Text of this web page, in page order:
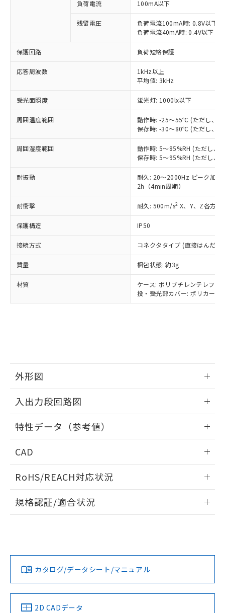
負荷電流 100mA以下
残留電圧
負荷電流100mA時: 0.8V以下
負荷電流40mA時: 0.4V以下
保護回路 負荷短絡保護
応答周波数
1kHz以上
平均値: 3kHz
受光面照度 蛍光灯: 1000lx以下
周囲温度範囲
動作時: -25～55℃ (ただし、氷
保存時: -30～80℃ (ただし、氷
周囲湿度範囲
動作時: 5～85%RH (ただし、
保存時: 5～95%RH (ただし、
耐振動
耐久: 20～2000Hz ピーク加
2h（4min周期）
耐衝撃 耐久: 500m/s2 X、Y、Z各方向
保護構造 IP50
接続方式 コネクタタイプ (直接はんだづ
質量 梱包状態: 約3g
材質
ケース: ポリブチレンテレフタ
投・受光部カバー: ポリカーボ
外形図
端子配置
入出力段回路図
出力回路
タイムチャート
特性データ（参考値）
CAD
ドすることができます。
ログイン/会員登録
ダウンロードデータをご利用いただく前に、以下を必ずお読
みください。
ソフトウェアの使用条件
RoHS/REACH対応状況
EU RoHS 注意事項・凡例
対応済み
中国 RoHS 注意事項・凡例
規格認証/適合状況
LR型式承認
（イギリス
船舶規格）
DNV型式承認
（ノルウェー
BV型式承認
（フランス
KR型式
（韓国
カタログ/データシート/マニュアル
2D CADデータ
ご利用条件
以下の条件をお読みいただき、同意のうえ
本サービスは、当社制御機器事業取扱
商品の当社在庫状況および標準価格
(税抜)を提供させていただくもので
当社制御機器事業取扱商品の中には、
本サービスの対象外となる商品もある
ことをご了承ください。
在庫状況および標準価格照会結果は、
記載している更新日時点での社内デー
タに基づき作成されるものであり、閲
覧された時点での実際の在庫および標
準価格とは異なる場合があることをご
正式な納期状況および標準価格はお客
様のお取引先、またはお客様担当のオ
ムロン制御機器販売店・当社販売員に
オムロン制御機器販売店や当社販売拠
販売ネットワーク
」をご確認
在庫状況および標準価格結果を当社の
事前の承諾なく第三者に漏洩または開
示しないようお願いします。
引・商談に必要な範囲で利用すること
をご了承ください。
※当社の共同利用者とは、"個人情報
の共同利用に関して"
用者の範囲」に記載されている法人を
有に対応した製品に切り替える予定のある
対応予定なし：EU RoHS指令（10物質）の
非含有に非対応の商品で、対応品を出す予
定はありません。
調査・確認中：EU RoHS指令（10物質）の
非含有の対応状況を調査中または確認中の
非該当品：ライセンス料など無形物で、有
害物質有無と関係のない商品です。
仕入先様の事情により、非含有部品として
いたものが、含有品と判明した場合などや
むを得ず変更することがあります。
*EU RoHS指令（10物質）：
鉛(Pb) 1000ppm以下、 水銀(Hg) 1000ppm以下、 カド
六価クロム(Cr(Ⅵ)) 1000ppm以下、ポリ臭化ビフェニル
類(PBB) 1000ppm以下、ポリ臭化ジフェニルエーテル類
(PBDE) 1000ppm以下、フタル酸ビス(2-エチルヘキシ
ルベンジル（BBP） 1000ppm以下、フタル酸ジブチル
（DBP） 1000ppm以下、フタル酸ジイソブチル
(DIBP) 1000ppm以下
但し、RoHS指令で産業用監視および制御機器に対する
フタル酸エステル類の４物質については閾値を超える意
部品在庫の切り替え状況などにより、予定
下記の非含有証明書をダウンロードするこ
とができます。
EU RoHS指令（10物質）の非含有証明書
※本証明書は発行日時点で非含有を証明す
るもので、過去に遡って非含有を証明する
また、RoHS指令のフタル酸エステル類４
物質の対応では、対応完了までの期間は出
荷製品に未対応品が混在することから備考
既に当社にて対応品への在庫切替を完了
していることから、特段のことがない限
※1 中国RoHS○×表
「○」：最大均質材料含有率が中国RoHSの
基準値以下であることを示します。
「×」：最大均質材料含有率が中国RoHSの
基準値を超えていることを示します。
「－」：未確認です。当社販売部門へお問
*中国RoHS10物質の基準値 (GB/T26572)：
Cr(Ⅵ)(六価クロム) : 1000ppm、 PBBs(ポリ臭化ビフェ
DBP(フタル酸ジブチル) : 1000ppm、 DIBP(フタル酸ジ
イソブチル) : 1000ppm、 BBP(フタル酸ブチルベンジ
ル) : 1000ppm、
DEHP(フタル酸ビス(2-エチルヘキシル)) : 1000ppm
「ｅ」：有害物質（10物質）のすべてが基
準値以下であることを示します。
「10」：通常の使用状況下において有害物
当社は、これら貴社製品のうち、外国
為替および外国貿易法に定める商品
（以下｢規制貨物等」という）を輸出
または国外への提供する場合は、日本
国政府の輸出許可(または役務取引許
可)を取得するなどの必要な手続きを
当社は規制貨物を破棄する場合は、完
全に破砕するなど、違法に輸出されな
当社は貴社製品を、核兵器、ミサイ
ル、化学兵器、生物兵器またはその他
武器並びにこれらの製造装置等に一切
当社は、貴社製品を第三者に販売する
場合は、上記1、2および3の内容を当
該第三者に通知します。また当社は、
販売先および販売に係わる関係者が違
合意する キャンセル
一定数以上の在庫あり
一定数には満たないが在庫あり
在庫なし(最新の在庫状況につ
いては、お客様のお取引先、ま
たはお客様担当のオムロン制御
機器販売店・当社販売員にご確